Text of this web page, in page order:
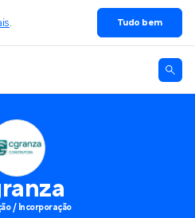
. Tudo bem
/ Incorporação